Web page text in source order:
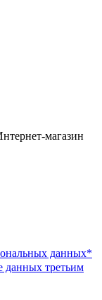
магазин
данных*
данных третьим